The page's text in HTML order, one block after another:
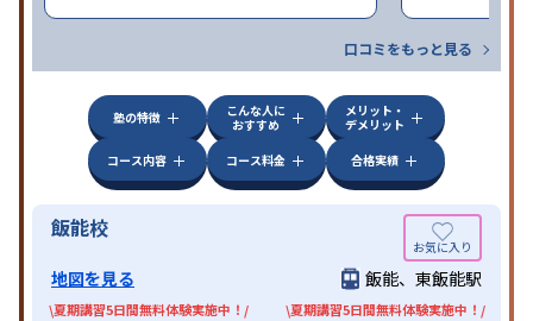
口コミをもっと見る
塾の特徴
こんな人に
おすすめ
メリット・
デメリット
コース内容
コース料金 合格実績
飯能校
地図を見る 飯能、東飯能駅
\夏期講習5日間無料体験実施中！/ \夏期講習5日間無料体験実施中！/